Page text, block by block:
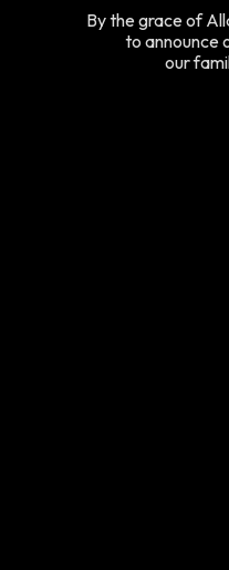
By the grace of
to announce
our